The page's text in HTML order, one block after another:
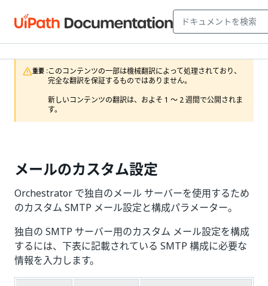
重要 :このコンテンツの一部は機械翻訳によって処理されており、
完全な翻訳を保証するものではありません。
新しいコンテンツの翻訳は、およそ 1 ～ 2 週間で公開されま
す。
メールのカスタム設定
Orchestrator で独自のメール サーバーを使用するため
のカスタム SMTP メール設定と構成パラメーター。
独自の SMTP サーバー用のカスタム メール設定を構成
するには、下表に記載されている SMTP 構成に必要な
情報を入力します。